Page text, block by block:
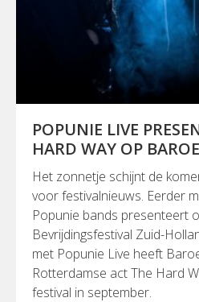
POPUNIE LIVE
HARD WAY OP
Het zonnetje schijnt de
voor festivalnieuws. Eerder
Popunie bands presenteert
Bevrijdingsfestival Zuid-
met Popunie Live heeft
Rotterdamse act The Hard
festival in september.